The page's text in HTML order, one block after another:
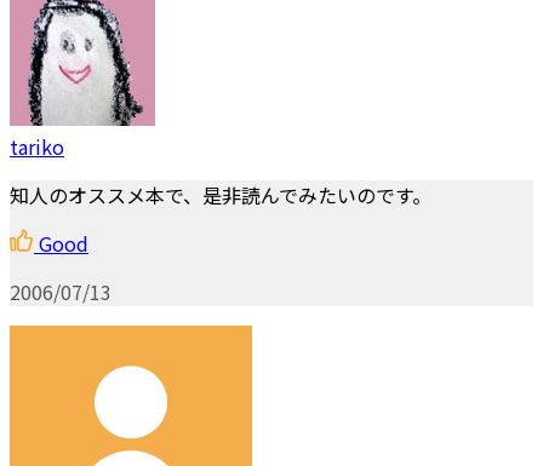
tariko
知人のオススメ本で、是非読んでみたいのです。
Good
2006/07/13